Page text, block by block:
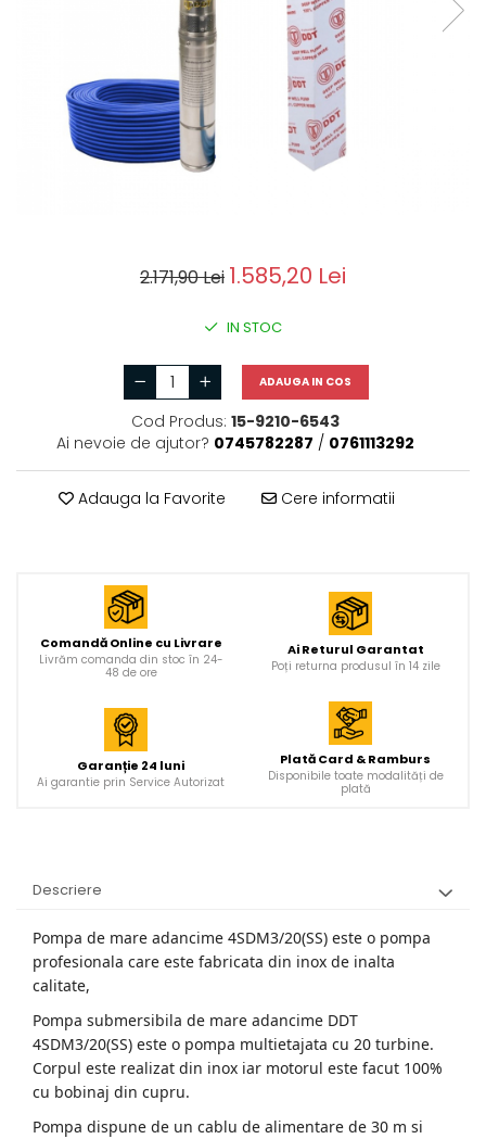
Motoburghie si Burghie
Mixere- Amestecatoare
Acumulatori si
incarcatoare
2.171,90 Lei 1.585,20 Lei
IN STOC
ADAUGA IN COS
Cod Produs: 15-9210-6543
Ai nevoie de ajutor? 0745782287 / 0761113292
Adauga la Favorite Cere informatii
Comandă Online cu Livrare
Livrăm comanda din stoc în 24-
48 de ore
Ai Returul Garantat
Poți returna produsul în 14 zile
Garanție 24 luni
Ai garantie prin Service Autorizat
Plată Card & Ramburs
Disponibile toate modalități de
plată
Descriere
Pompa de mare adancime 4SDM3/20(SS) este o pompa
profesionala care este fabricata din inox de inalta
calitate,
Pompa submersibila de mare adancime DDT
4SDM3/20(SS) este o pompa multietajata cu 20 turbine.
Corpul este realizat din inox iar motorul este facut 100%
cu bobinaj din cupru.
Pompa dispune de un cablu de alimentare de 30 m si